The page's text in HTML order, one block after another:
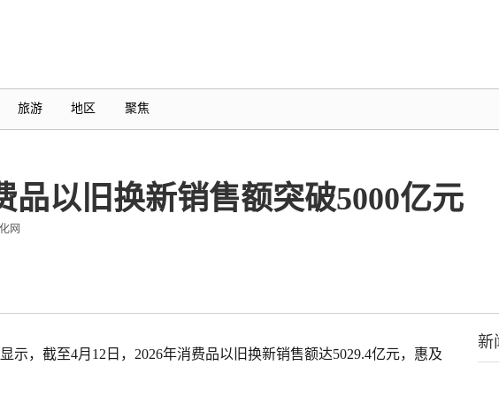
旅游 地区 聚焦
品以旧换新销售额突破5000亿元
网
示，截至4月12日，2026年消费品以旧换新销售额达5029.4亿元，惠及
新